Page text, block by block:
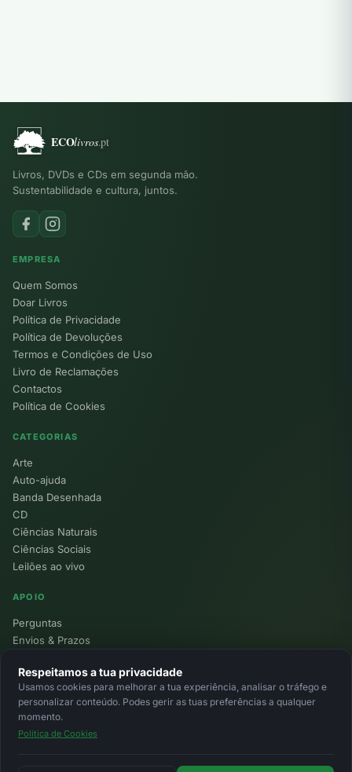
Livros, DVDs e CDs em segunda mão.
Sustentabilidade e cultura, juntos.
EMPRESA
Quem Somos
Doar Livros
Política de Privacidade
Política de Devoluções
Termos e Condições de Uso
Livro de Reclamações
Contactos
Política de Cookies
CATEGORIAS
Arte
Auto-ajuda
Banda Desenhada
CD
Ciências Naturais
Ciências Sociais
Leilões ao vivo
APOIO
Perguntas
Envios & Prazos
Devoluções
Minha Conta
© 2026 Ecolivros. Todos os direitos reservados.
Respeitamos a tua privacidade
Usamos cookies para melhorar a tua experiência, analisar o tráfego e
personalizar conteúdo. Podes gerir as tuas preferências a qualquer
momento.
Política de Cookies